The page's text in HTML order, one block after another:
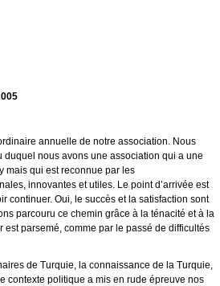
annuelle de notre association. Nous
duquel nous avons une association qui a une
mais qui est reconnue par les
innovantes et utiles. Le point d’arrivée est
continuer. Oui, le succès et la satisfaction sont
parcouru ce chemin grâce à la ténacité et à la
parsemé, comme par le passé de difficultés
de Turquie, la connaissance de la Turquie,
contexte politique a mis en rude épreuve nos